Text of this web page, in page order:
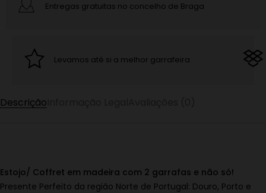
Entregas gratuitas no concelho de Braga
Levamos até si a melhor garrafeira
Descrição
Estojo/ Coffret em madeira com 2 garrafas e não só!
Presente Perfeito da região Norte de Portugal: Douro, Porto e